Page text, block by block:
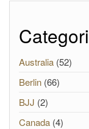
Australia (52)
Berlin (66)
BJJ (2)
Canada (4)